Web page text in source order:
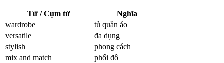
Từ / Cụm từ
Nghĩa
wardrobe
tủ quần áo
versatile
đa dụng
stylish
phong cách
mix and match
phối đồ